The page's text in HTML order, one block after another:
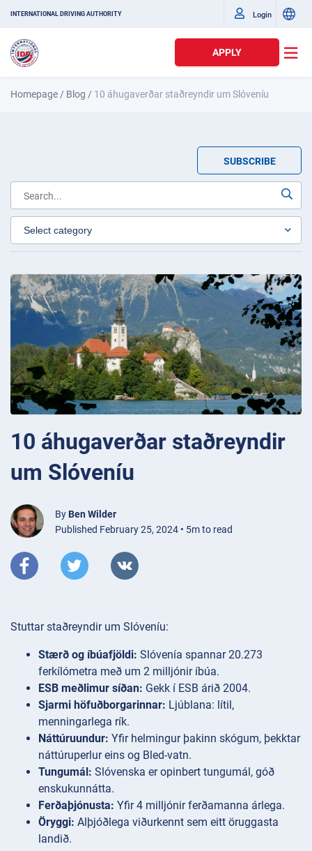
INTERNATIONAL DRIVING AUTHORITY Login
APPLY
Homepage / Blog / 10 áhugaverðar staðreyndir um Slóveníu
SUBSCRIBE
10 áhugaverðar staðreyndir
um Slóveníu
By Ben Wilder
Published February 25, 2024 • 5m to read
Stuttar staðreyndir um Slóveníu:
Stærð og íbúafjöldi: Slóvenía spannar 20.273
ferkílómetra með um 2 milljónir íbúa.
ESB meðlimur síðan: Gekk í ESB árið 2004.
Sjarmi höfuðborgarinnar: Ljúblana: lítil,
menningarlega rík.
Náttúruundur: Yfir helmingur þakinn skógum, þekktar
náttúruperlur eins og Bled-vatn.
Tungumál: Slóvenska er opinbert tungumál, góð
enskukunnátta.
Ferðaþjónusta: Yfir 4 milljónir ferðamanna árlega.
Öryggi: Alþjóðlega viðurkennt sem eitt öruggasta
landið.